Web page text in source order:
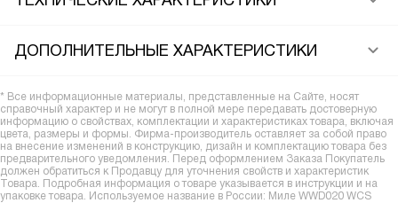
ДОПОЛНИТЕЛЬНЫЕ ХАРАКТЕРИСТИКИ
* Все информационные материалы, представленные на Сайте, носят
справочный характер и не могут в полной мере передавать достоверную
информацию о свойствах, комплектации и характеристиках товара, включая
цвета, размеры и формы. Фирма-производитель оставляет за собой право
на внесение изменений в конструкцию, дизайн и комплектацию товара без
предварительного уведомления. Перед оформлением Заказа Покупатель
должен обратиться к Продавцу для уточнения свойств и характеристик
Товара. Подробная информация о товаре указывается в инструкции и на
упаковке товара. Используемое название в России: Миле WWD020 WCS